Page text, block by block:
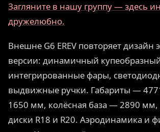
Загляните в нашу группу — здесь
дружелюбно.
Внешне G6 EREV повторяет дизайн
версии: динамичный купеобразный
интегрированные фары,
выдвижные ручки. Габариты —
1650 мм, колёсная база — 2890 мм,
диски R18 и R20. Аэродинамика и